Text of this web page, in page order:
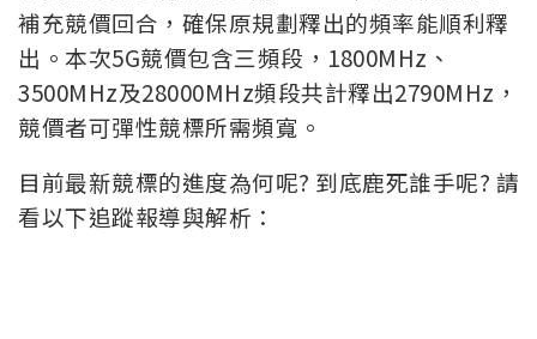
補充競價回合，確保原規劃釋出的頻率能順利釋
出。本次5G競價包含三頻段，1800MHz、
3500MHz及28000MHz頻段共計釋出2790MHz，
競價者可彈性競標所需頻寬。
目前最新競標的進度為何呢? 到底鹿死誰手呢? 請
看以下追蹤報導與解析：